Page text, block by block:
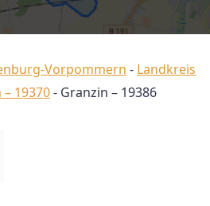
Vorpommern - Landkreis
19370- Granzin – 19386